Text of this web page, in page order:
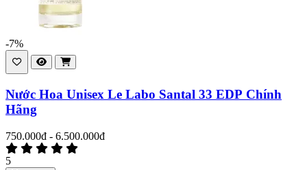
-7%
Nước Hoa Unisex Le Labo Santal 33 EDP Chính
Hãng
750.000đ - 6.500.000đ
5